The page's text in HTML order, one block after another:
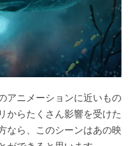
アニメーションに近いもの
からたくさん影響を受けた
なら、このシーンはあの映